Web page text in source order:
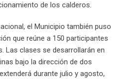
de los calderos.
el Municipio también puso
que reúne a 150 participantes
Las clases se desarrollarán en
bajo la dirección de dos
durante julio y agosto,